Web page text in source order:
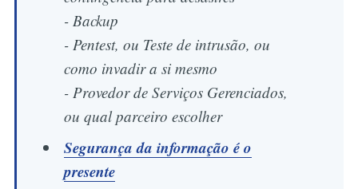
- Backup
- Pentest, ou Teste de intrusão, ou
como invadir a si mesmo
- Provedor de Serviços Gerenciados,
ou qual parceiro escolher
Segurança da informação é o
presente